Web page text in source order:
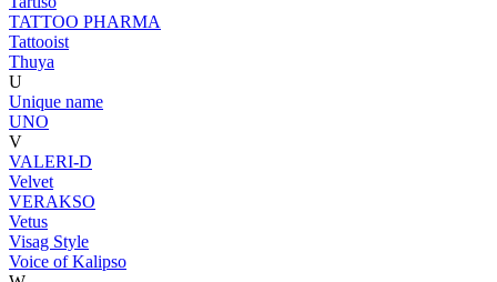
TATTOO PHARMA
Tattooist
Thuya
U
Unique name
UNO
V
VALERI-D
Velvet
VERAKSO
Vetus
Visag Style
Voice of Kalipso